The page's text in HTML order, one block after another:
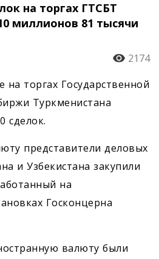
на торгах ГТСБТ
миллионов 81 тысячи
2174
торгах Государственной
Туркменистана
сделок.
представители деловых
и Узбекистана закупили
на
Госконцерна
валюту были